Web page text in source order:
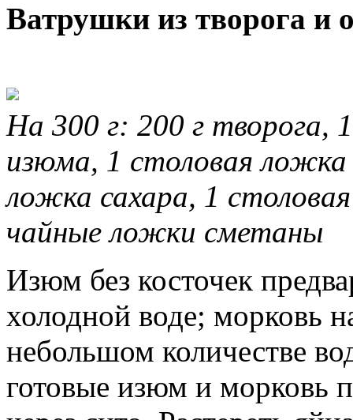
Ватрушки из творога и
На 300 г: 200 г творога,
изюма, 1 столовая
ложка сахара, 1
чайные ложки сметаны
Изюм без косточек
холодной воде; морковь
небольшом количестве
готовые изюм и морковь